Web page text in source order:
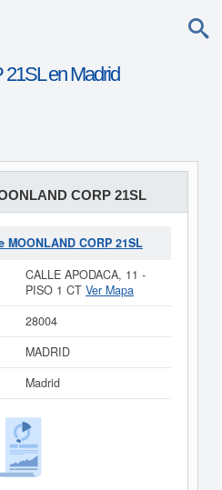
en Madrid
CORP 21SL
CORP 21SL
CALLE APODACA, 11 -
PISO 1 CT Ver Mapa
28004
MADRID
Madrid